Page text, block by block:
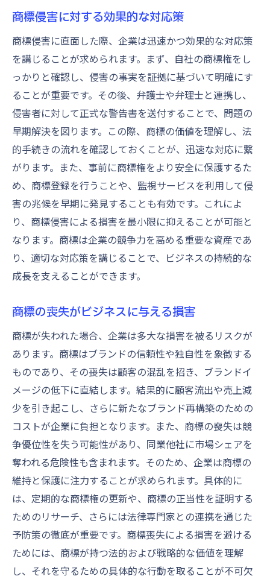
商標侵害に対する効果的な対応策
商標侵害に直面した際、企業は迅速かつ効果的な対応策
を講じることが求められます。まず、自社の商標権をし
っかりと確認し、侵害の事実を証拠に基づいて明確にす
ることが重要です。その後、弁護士や弁理士と連携し、
侵害者に対して正式な警告書を送付することで、問題の
早期解決を図ります。この際、商標の価値を理解し、法
的手続きの流れを確認しておくことが、迅速な対応に繋
がります。また、事前に商標権をより安全に保護するた
め、商標登録を行うことや、監視サービスを利用して侵
害の兆候を早期に発見することも有効です。これによ
り、商標侵害による損害を最小限に抑えることが可能と
なります。商標は企業の競争力を高める重要な資産であ
り、適切な対応策を講じることで、ビジネスの持続的な
成長を支えることができます。
商標の喪失がビジネスに与える損害
商標が失われた場合、企業は多大な損害を被るリスクが
あります。商標はブランドの信頼性や独自性を象徴する
ものであり、その喪失は顧客の混乱を招き、ブランドイ
メージの低下に直結します。結果的に顧客流出や売上減
少を引き起こし、さらに新たなブランド再構築のための
コストが企業に負担となります。また、商標の喪失は競
争優位性を失う可能性があり、同業他社に市場シェアを
奪われる危険性も含まれます。そのため、企業は商標の
維持と保護に注力することが求められます。具体的に
は、定期的な商標権の更新や、商標の正当性を証明する
ためのリサーチ、さらには法律専門家との連携を通じた
予防策の徹底が重要です。商標喪失による損害を避ける
ためには、商標が持つ法的および戦略的な価値を理解
し、それを守るための具体的な行動を取ることが不可欠